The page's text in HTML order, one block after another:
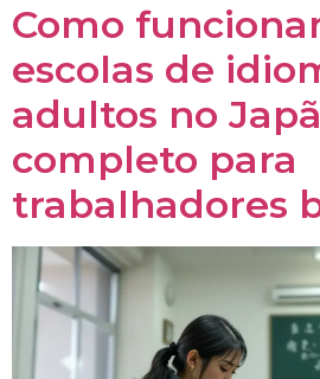
Como
escolas de
adultos no
completo para
trabalhadores